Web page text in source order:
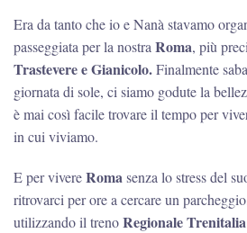
Era da tanto che io e Nanà stavamo
passeggiata per la nostra Roma, più
Trastevere e Gianicolo.Finalmente
giornata di sole, ci siamo godute la
è mai così facile trovare il tempo per
in cui viviamo.
E per vivereRomasenza lo stress del
ritrovarci per ore a cercare un
utilizzando il trenoRegionale Trenitalia